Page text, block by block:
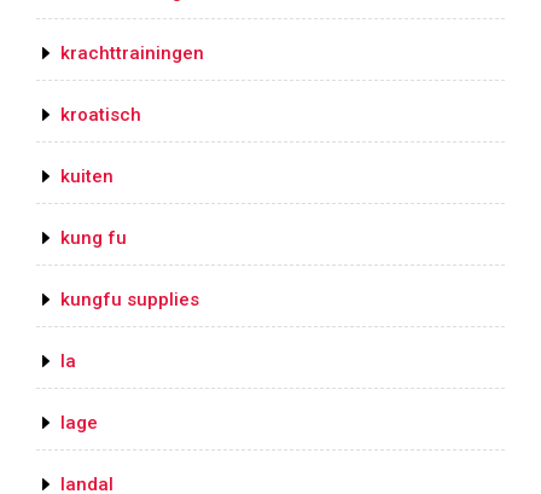
krachttrainingen
kroatisch
kuiten
kung fu
kungfu supplies
la
lage
landal